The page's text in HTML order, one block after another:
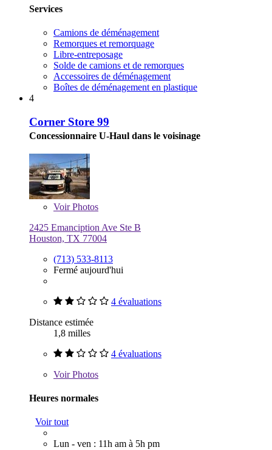
Services
Camions de déménagement
Remorques et remorquage
Libre-entreposage
Solde de camions et de remorques
Accessoires de déménagement
Boîtes de déménagement en plastique
4
Corner Store 99
Concessionnaire U-Haul dans le voisinage
VoirPhotos
2425 Emanciption Ave Ste B
Houston, TX 77004
(713) 533-8113
Fermé aujourd'hui
4 évaluations
Distance estimée
1,8 milles
4 évaluations
VoirPhotos
Heures normales
Voir tout
Lun - ven : 11h am à 5h pm